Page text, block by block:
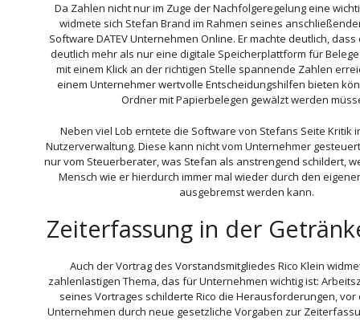
Da Zahlen nicht nur im Zuge der Nachfolgeregelung eine
widmete sich Stefan Brand im Rahmen seines
Software DATEV Unternehmen Online. Er machte deutlich,
deutlich mehr als nur eine digitale Speicherplattform für
mit einem Klick an der richtigen Stelle spannende Zahlen
einem Unternehmer wertvolle Entscheidungshilfen bieten
Ordner mit Papierbelegen gewälzt werden
Neben viel Lob erntete die Software von Stefans Seite Kritik
Nutzerverwaltung. Diese kann nicht vom Unternehmer
nur vom Steuerberater, was Stefan als anstrengend schildert,
Mensch wie er hierdurch immer mal wieder durch den
ausgebremst werden kann.
Zeiterfassung in der
Auch der Vortrag des Vorstandsmitgliedes Rico Klein
zahlenlastigen Thema, das für Unternehmen wichtig ist:
seines Vortrages schilderte Rico die Herausforderungen, vor
Unternehmen durch neue gesetzliche Vorgaben zur